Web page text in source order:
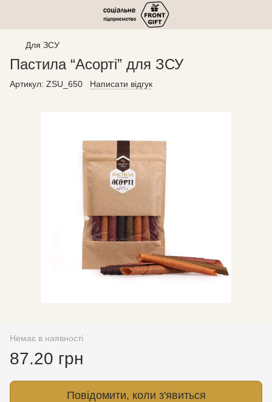
Для ЗСУ
Пастила “Асорті” для ЗСУ
Артикул: ZSU_650 Написати відгук
Немає в наявності
87.20 грн
Повідомити, коли з'явиться